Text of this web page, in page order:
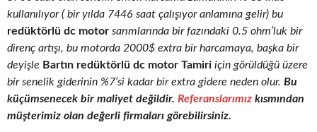
kullanılıyor ( bir yılda 7446 saat çalışıyor anlamına gelir) bu
redüktörlü dc motor sarımlarında bir fazındaki 0.5 ohm’luk bir
direnç artışı, bu motorda 2000$ extra bir harcamaya, başka bir
deyişle Bartın redüktörlü dc motor Tamiri için görüldüğü üzere
bir senelik giderinin %7’si kadar bir extra gidere neden olur. Bu
küçümsenecek bir maliyet değildir. Referanslarımız kısmından
müşterimiz olan değerli firmaları görebilirsiniz.